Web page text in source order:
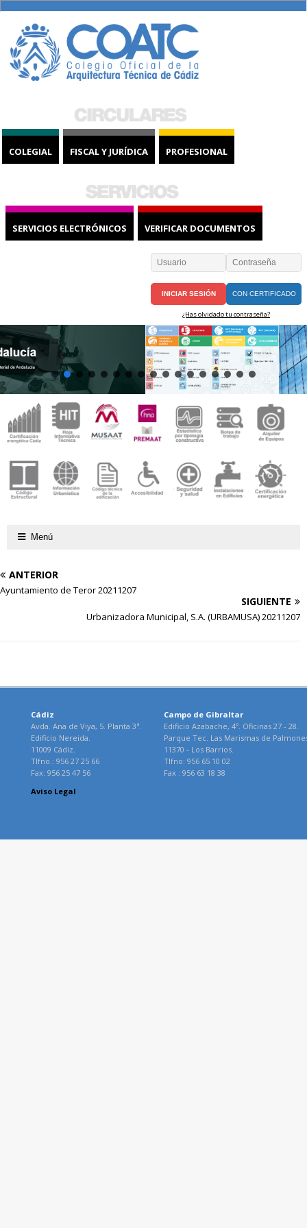
COLEGIAL FISCAL Y JURÍDICA PROFESIONAL
SERVICIOS ELECTRÓNICOS VERIFICAR DOCUMENTOS
CON CERTIFICADO
¿Has olvidado tu contraseña?
Menú
ANTERIOR
Ayuntamiento de Teror 20211207
SIGUIENTE
Urbanizadora Municipal, S.A. (URBAMUSA) 20211207
Cádiz
Avda. Ana de Viya, 5. Planta 3ª.
Edificio Nereida.
11009 Cádiz.
Tlfno.: 956 27 25 66
Fax: 956 25 47 56
Campo de Gibraltar
Edificio Azabache, 4º. Oficinas 27 - 28.
Parque Tec. Las Marismas de
11370 - Los Barrios.
Tlfno: 956 65 10 02
Fax : 956 63 18 38
Aviso Legal